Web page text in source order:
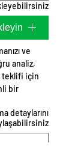
ve
analiz,
teklifi için
bir
detaylarını